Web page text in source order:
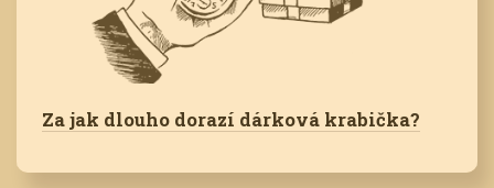
Za jak dlouho dorazí dárková krabička?